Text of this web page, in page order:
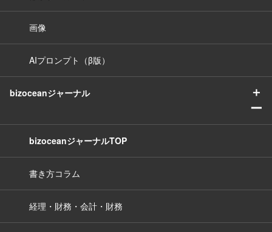
画像
AIプロンプト（β版）
bizoceanジャーナル
＋
ー
bizoceanジャーナルTOP
書き方コラム
経理・財務・会計・財務